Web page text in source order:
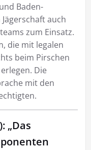
Baden-
auch
zum Einsatz.
die mit legalen
beim Pirschen
Die
mit den
„Das